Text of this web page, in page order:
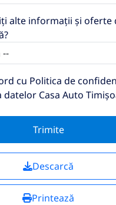
alte informații și oferte
cu Politica de
Casa Auto
Trimite
Descarcă
Printează